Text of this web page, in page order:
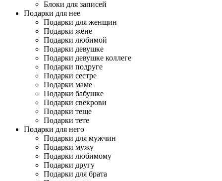
Блоки для записей
Подарки для нее
Подарки для женщин
Подарки жене
Подарки любимой
Подарки девушке
Подарки девушке коллеге
Подарки подруге
Подарки сестре
Подарки маме
Подарки бабушке
Подарки свекрови
Подарки теще
Подарки тете
Подарки для него
Подарки для мужчин
Подарки мужу
Подарки любимому
Подарки другу
Подарки для брата